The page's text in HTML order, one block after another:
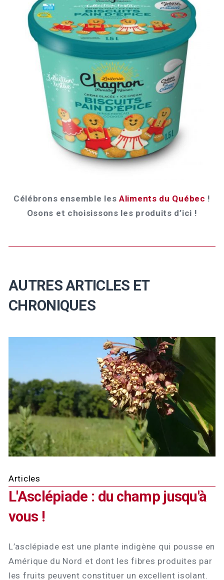
Célébrons ensemble lesAliments du Québec !
Osons et choisissons les produits d’ici !
AUTRES ARTICLES ET
CHRONIQUES
Articles
L'Asclépiade : du champ jusqu'à
vous !
L’asclépiade est une plante indigène qui pousse en
Amérique du Nord et dont les fibres produites par
les fruits peuvent constituer un excellent isolant.